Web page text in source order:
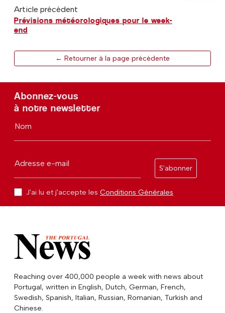
Article précédent
Prévisions météorologiques pour le week-
end
← Retourner à la page précédente
Abonnez-vous
à notre newsletter
Nom
Adresse e-mail
S'abonner
J'ai lu et j'accepte les Conditions Générales
Reaching over 400,000 people a week with news about
Portugal, written in English, Dutch, German, French,
Swedish, Spanish, Italian, Russian, Romanian, Turkish and
Chinese.